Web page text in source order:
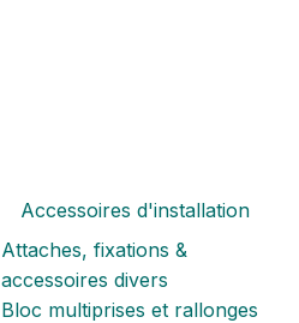
Accessoires d'installation
Attaches, fixations &
accessoires divers
Bloc multiprises et rallonges